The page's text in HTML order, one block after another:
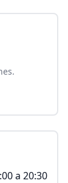
a 20:30